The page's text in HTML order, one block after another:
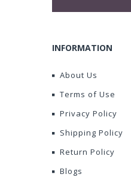
INFORMATION
About Us
Terms of Use
Privacy Policy
Shipping Policy
Return Policy
Blogs